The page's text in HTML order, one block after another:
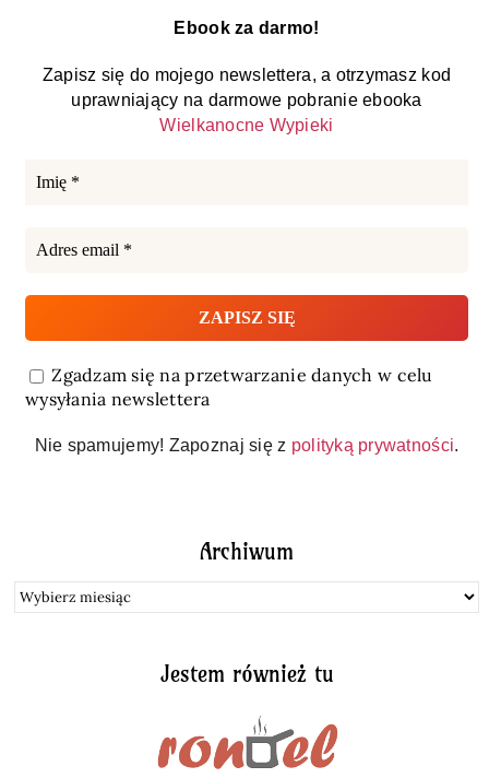
Ebook za darmo!
Zapisz się do mojego newslettera, a otrzymasz kod
uprawniający na darmowe pobranie ebooka
Wielkanocne Wypieki
Zgadzam się na przetwarzanie danych w celu
wysyłania newslettera
Nie spamujemy! Zapoznaj się z polityką prywatności.
Archiwum
Archiwum
Jestem również tu